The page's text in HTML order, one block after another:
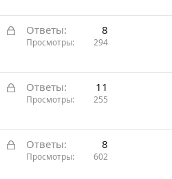
р
ыЗ
р
ы
Ответы 8
Просмотры 294
З
р
ы
Ответы 11
Просмотры 255
З
Ответы 8
Просмотры 602